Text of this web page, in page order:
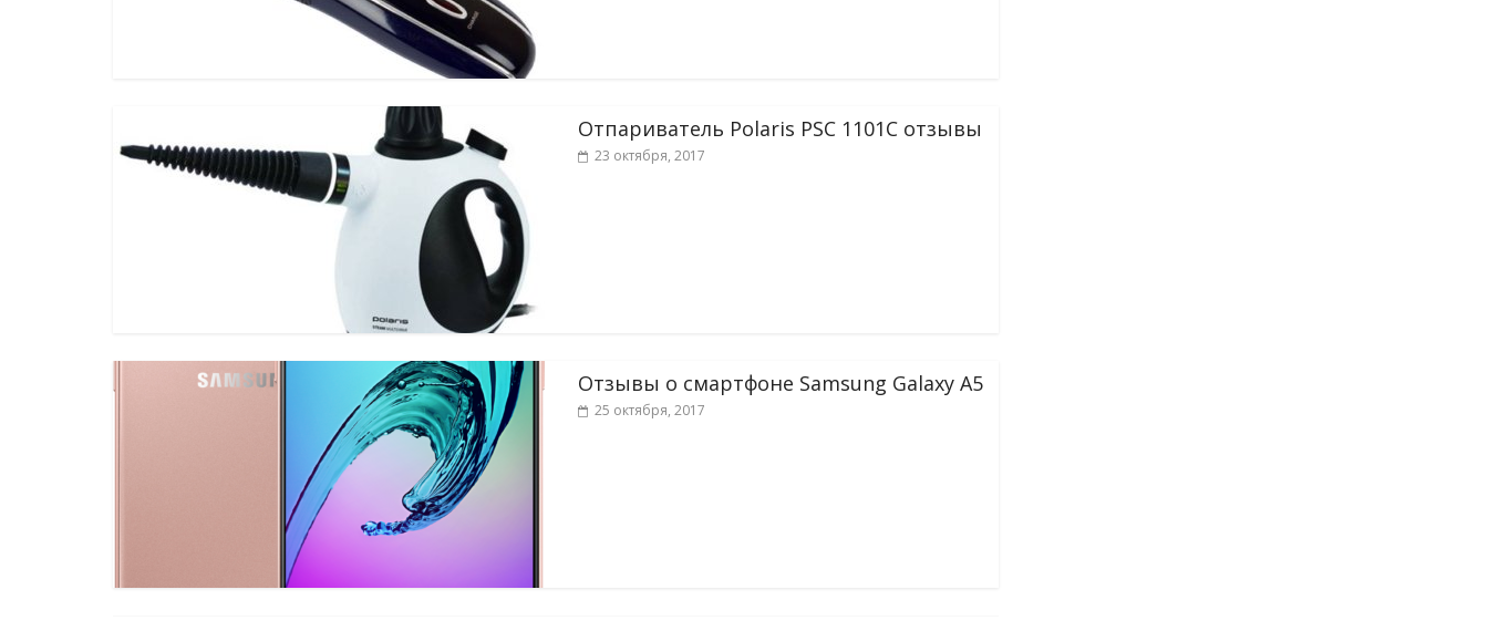
Отпариватель Polaris PSC 1101C отзывы
23 октября, 2017
Отзывы о смартфоне Samsung Galaxy A5
25 октября, 2017